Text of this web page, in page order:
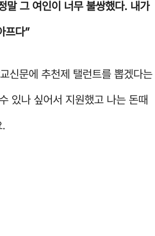
말 그 여인이 너무 불쌍했다. 내가
프다”
신문에 추천제 탤런트를 뽑겠다는
있나 싶어서 지원했고 나는 돈때
.